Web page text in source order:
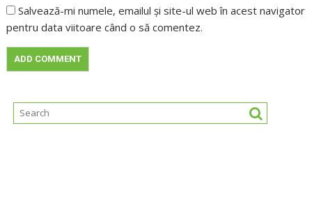
Salvează-mi numele, emailul și site-ul web în acest navigator
pentru data viitoare când o să comentez.